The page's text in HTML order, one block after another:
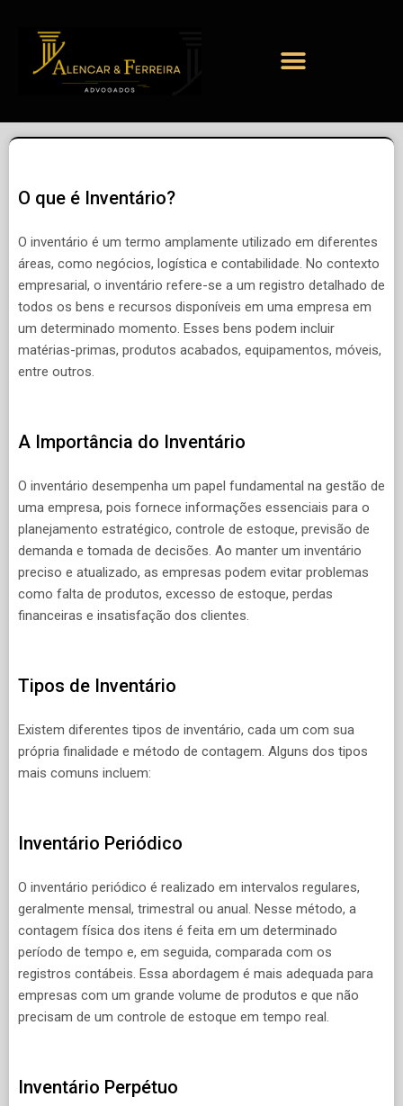
O que é Inventário?
O inventário é um termo amplamente utilizado em diferentes
áreas, como negócios, logística e contabilidade. No contexto
empresarial, o inventário refere-se a um registro detalhado de
todos os bens e recursos disponíveis em uma empresa em
um determinado momento. Esses bens podem incluir
matérias-primas, produtos acabados, equipamentos, móveis,
entre outros.
A Importância do Inventário
O inventário desempenha um papel fundamental na gestão de
uma empresa, pois fornece informações essenciais para o
planejamento estratégico, controle de estoque, previsão de
demanda e tomada de decisões. Ao manter um inventário
preciso e atualizado, as empresas podem evitar problemas
como falta de produtos, excesso de estoque, perdas
financeiras e insatisfação dos clientes.
Tipos de Inventário
Existem diferentes tipos de inventário, cada um com sua
própria finalidade e método de contagem. Alguns dos tipos
mais comuns incluem:
Inventário Periódico
O inventário periódico é realizado em intervalos regulares,
geralmente mensal, trimestral ou anual. Nesse método, a
contagem física dos itens é feita em um determinado
período de tempo e, em seguida, comparada com os
registros contábeis. Essa abordagem é mais adequada para
empresas com um grande volume de produtos e que não
precisam de um controle de estoque em tempo real.
Inventário Perpétuo